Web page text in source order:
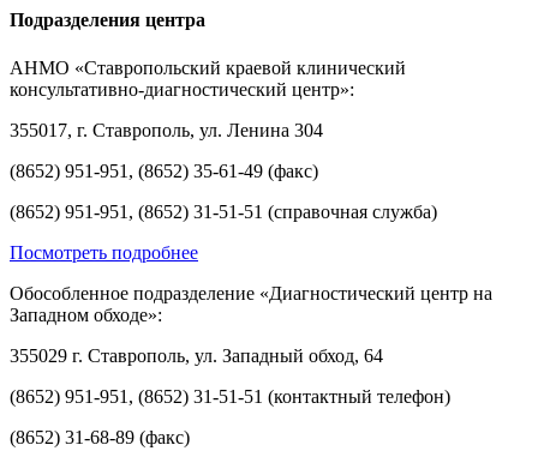
Подразделения центра
АНМО «Ставропольский краевой клинический
консультативно-диагностический центр»:
355017, г. Ставрополь, ул. Ленина 304
(8652) 951-951, (8652) 35-61-49 (факс)
(8652) 951-951, (8652) 31-51-51 (справочная служба)
Посмотреть подробнее
Обособленное подразделение «Диагностический центр на
Западном обходе»:
355029 г. Ставрополь, ул. Западный обход, 64
(8652) 951-951, (8652) 31-51-51 (контактный телефон)
(8652) 31-68-89 (факс)